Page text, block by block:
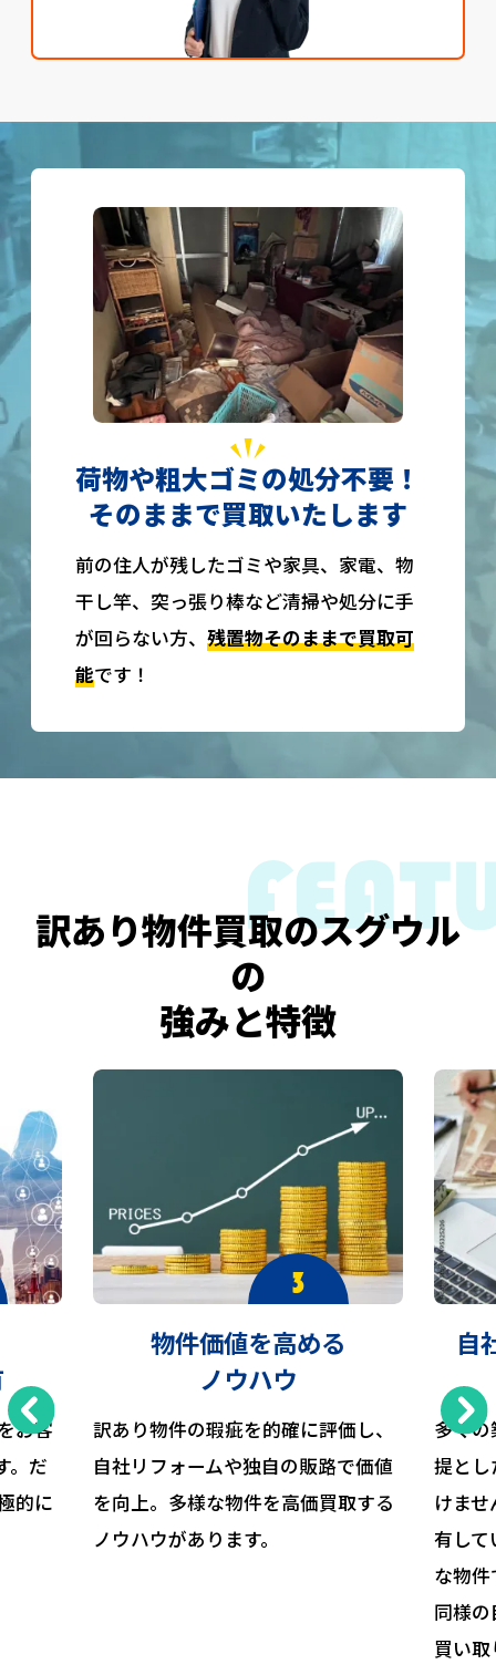
荷物や粗大ゴミの処分不要！
そのままで買取いたします
前の住人が残したゴミや家具、家電、物
干し竿、突っ張り棒など清掃や処分に手
が回らない方、 残置物そのままで買取可
能です！
訳あり物件買取のスグウル
の
強みと特徴
お客
。だ
的に
物件価値を高める
ノウハウ
訳あり物件の瑕疵を的確に評価し、
自社リフォームや独自の販路で価値
を向上。多様な物件を高価買取する
ノウハウがあります。
自
多く
提とし
けま
有して
な物
同様
買い